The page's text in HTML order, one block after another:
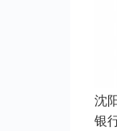
沈
银